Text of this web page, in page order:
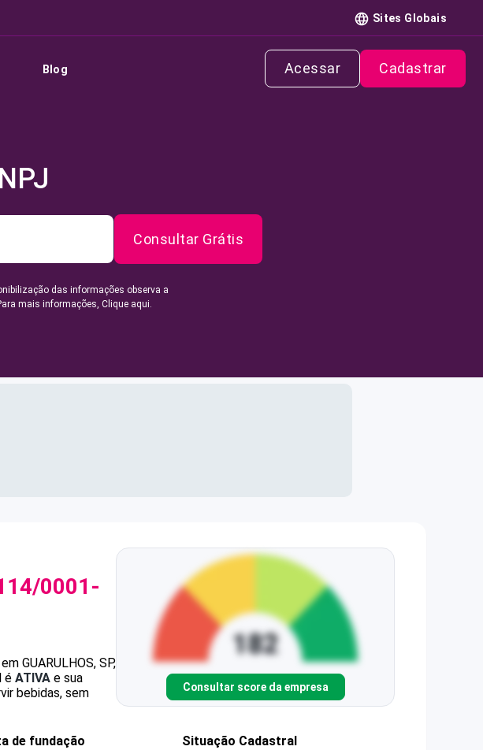
Sites Globais
Blog Acessar Cadastrar
Consultar Grátis
das informações observa a
mais informações, Clique aqui.
0001-
GUARULHOS, SP,
é ATIVA e sua
bebidas, sem
Consultar score da empresa
de fundação
Situação Cadastral